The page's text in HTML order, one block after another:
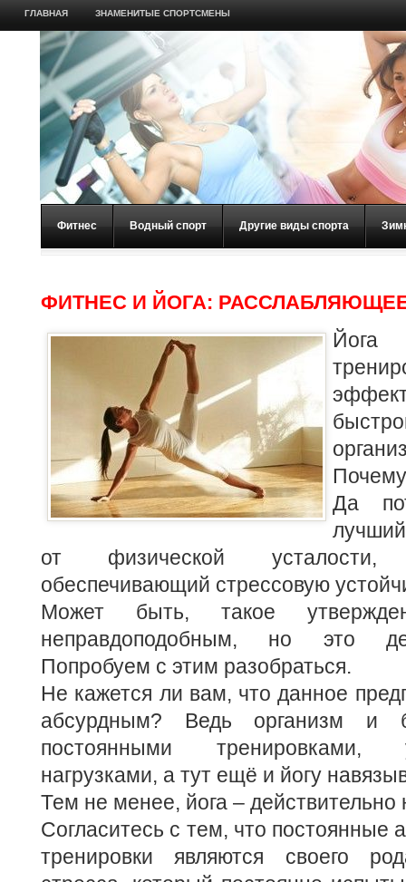
ГЛАВНАЯ ЗНАМЕНИТЫЕ СПОРТСМЕНЫ
Фитнес Водный спорт Другие виды спорта
ФИТНЕС И ЙОГА:
Йога
Да
от физической
обеспечивающий стрессовую
Может быть, такое
неправдоподобным, но это
Попробуем с этим разобраться.
Не кажется ли вам, что данное
абсурдным? Ведь организм и
постоянными тренировками,
нагрузками, а тут ещё и йогу
Тем не менее, йога – действительно
Согласитесь с тем, что постоянные
тренировки являются своего